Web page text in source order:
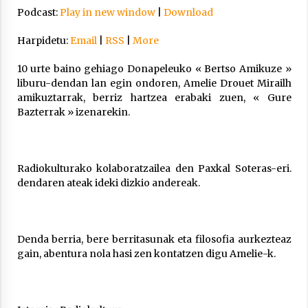
Azaroak 6 Iurretan Arrosa sarearen
IX. topaketak
2021/10/04
2021/07/22
Arrosari buruzko erreportaia
Podcast:Play in new window| Download
Harpidetu:Email| RSS More
10 urte baino gehiago Donapeleuko « Bertso Amikuze »
liburu-dendan lan egin ondoren, Amelie Drouet Mirailh
amikuztarrak, berriz hartzea erabaki zuen, « Gure
Bazterrak » izenarekin.
Radiokulturako kolaboratzailea den Paxkal Soteras-eri.
dendaren ateak ideki dizkio andereak.
Denda berria, bere berritasunak eta filosofia aurkezteaz
gain, abentura nola hasi zen kontatzen digu Amelie-k.